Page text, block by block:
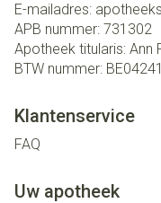
E-mailadres:
APB nummer: 731302
Apotheek titularis: Ann
BTW nummer:
Klantenservice
FAQ
Uw apotheek